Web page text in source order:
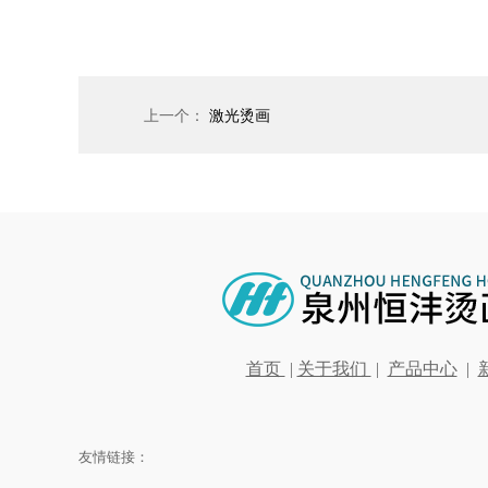
上一个： 激光烫画
首页 | 关于我们 | 产品中心|
友情链接：